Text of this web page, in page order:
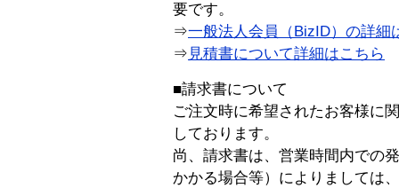
要です。
⇒一般法人会員（BizID）の詳細
⇒ 見積書について詳細はこちら
■請求書について
ご注文時に希望されたお客様に
しております。
尚、請求書は、営業時間内での
かかる場合等）によりましては